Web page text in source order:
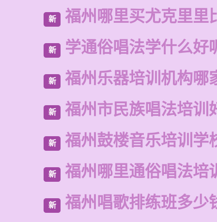
新 福州哪里买尤克里里
新 学通俗唱法学什么好
新 福州乐器培训机构哪
新 福州市民族唱法培训
新 福州鼓楼音乐培训学
新 福州哪里通俗唱法培
新 福州唱歌排练班多少